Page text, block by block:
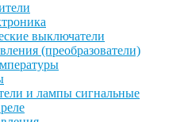
выключатели
(преобразователи)
и лампы сигнальные